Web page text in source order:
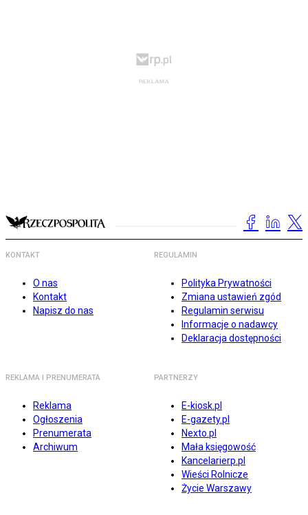
KONTAKT
O nas
Kontakt
Napisz do nas
REGULAMIN
Polityka Prywatności
Zmiana ustawień zgód
Regulamin serwisu
Informacje o nadawcy
Deklaracja dostępności
REKLAMA I PRENUMERATA
Reklama
Ogłoszenia
Prenumerata
Archiwum
PARTNERZY
E-kiosk.pl
E-gazety.pl
Nexto.pl
Mała księgowość
Kancelarierp.pl
Wieści Rolnicze
Życie Warszawy